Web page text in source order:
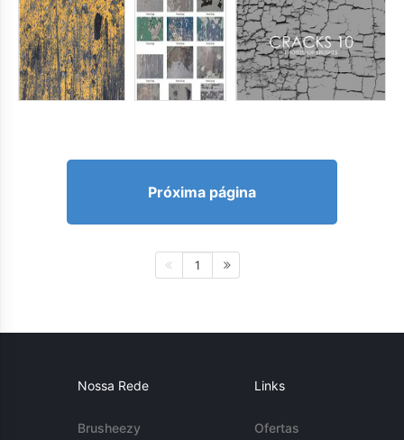
Próxima página
1
Nossa Rede
Brusheezy
Links
Ofertas